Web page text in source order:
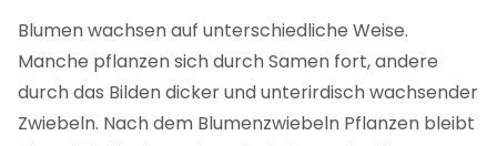
Schritt-für-Schritt-Plan
Gesetzte Blumenzwiebeln richtig pflegen
Blumenzwiebeln nach der Blüte – Lassen oder
ausgraben?
Blumen wachsen auf unterschiedliche Weise.
Manche pflanzen sich durch Samen fort, andere
durch das Bilden dicker und unterirdisch wachsender
Zwiebeln. Nach dem Blumenzwiebeln Pflanzen bleibt